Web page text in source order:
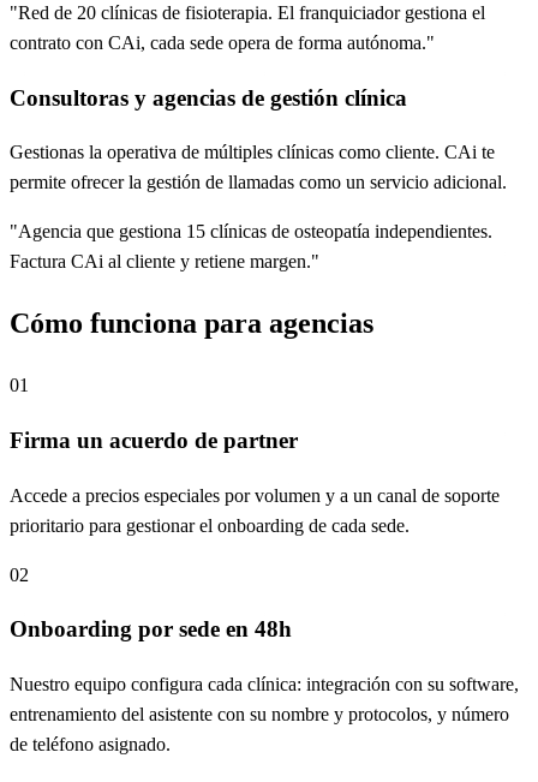
"Red de 20 clínicas de fisioterapia. El franquiciador gestiona el
contrato con CAi, cada sede opera de forma autónoma."
Consultoras y agencias de gestión clínica
Gestionas la operativa de múltiples clínicas como cliente. CAi te
permite ofrecer la gestión de llamadas como un servicio adicional.
"Agencia que gestiona 15 clínicas de osteopatía independientes.
Factura CAi al cliente y retiene margen."
Cómo funciona para agencias
01
Firma un acuerdo de partner
Accede a precios especiales por volumen y a un canal de soporte
prioritario para gestionar el onboarding de cada sede.
02
Onboarding por sede en 48h
Nuestro equipo configura cada clínica: integración con su software,
entrenamiento del asistente con su nombre y protocolos, y número
de teléfono asignado.